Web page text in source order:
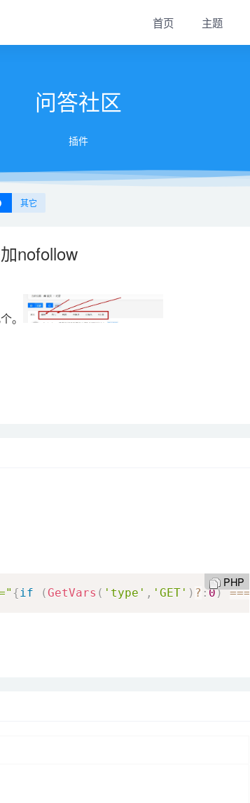
首页 主题
问答社区
插件
其它
nofollow
。
PHP
{if (GetVars ( 'type' , 'GET' ) ? :0) ===